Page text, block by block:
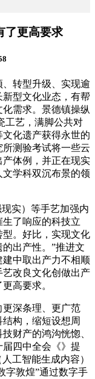
了更高要求
转型升级、实现逾
型文化业态，有帮
需求。景德镇操纵
工艺，满脚公共对
化遗产获得永世的
测验考试将一些云
体例，并正在现实
学科双沉布景的领
实）等手艺加强内
了响应的科技立
。好比，实现文化
出产性。”推进文
中取出产力不相顺
改良文化创做出产
高要求。
深条理、更广范
构，缩短设想周
财产的鸿沟恍惚、
四中全会《》提
工智能生成内容）
字敦煌”通过数字手